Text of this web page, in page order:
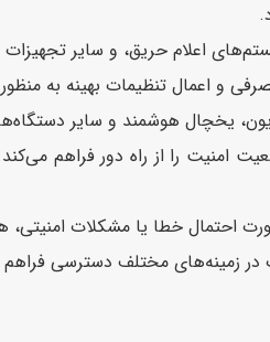
اعلام حریق، و سایر
و اعمال تنظیمات بهینه به
یخچال هوشمند و سایر
را از راه دور فراهم
احتمال خطا یا مشکلات امنیتی،
در زمینه‌های مختلف دسترسی فراهم